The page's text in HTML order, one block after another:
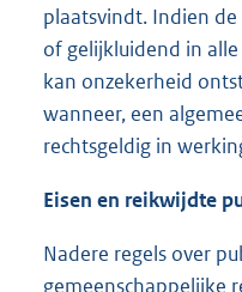
plaatsvindt. Indien
of gelijkluidend in
kan onzekerheid
wanneer, een
rechtsgeldig in
Eisen en reikwijdte
Nadere regels over
gemeenschappelijke